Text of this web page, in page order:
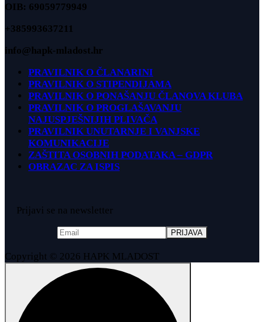
OIB: 69059779949
+385993637211
info@hapk-mladost.hr
PRAVILNIK O ČLANARINI
PRAVILNIK O STIPENDIJAMA
PRAVILNIK O PONAŠANJU ČLANOVA KLUBA
PRAVILNIK O PROGLAŠAVANJU
NAJUSPJEŠNIJIH PLIVAČA
PRAVILNIK UNUTARNJE I VANJSKE
KOMUNIKACIJE
ZAŠTITA OSOBNIH PODATAKA – GDPR
OBRAZAC ZA ISPIS
Prijavi se na newsletter
Copyright © 2026 HAPK MLADOST